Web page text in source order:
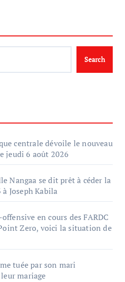
Search
centrale dévoile le nouveau
jeudi 6 août 2026
Nangaa se dit prêt à céder la
Joseph Kabila
en cours des FARDC
Zero, voici la situation de
tuée par son mari
mariage